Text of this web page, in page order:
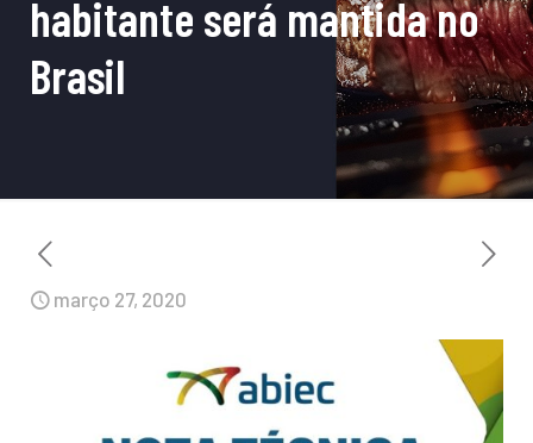
habitante será mantida no
Brasil
março 27, 2020